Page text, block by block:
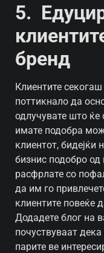
5.
бренд
Клиентите
поттикнало да
одлучувате што ќе
имате подобра
клиентот, бидејќи
бизнис подобро од
расфрлате со
да им го
клиентите повеќе
Додадете блог на
почуствуваат
парите ве